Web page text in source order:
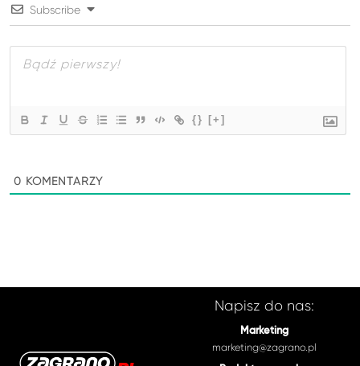
Subscribe
{} [+]
0 KOMENTARZY
Napisz do nas:
Marketing
marketing@zagrano.pl